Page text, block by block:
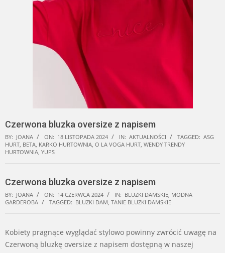
Czerwona bluzka oversize z napisem
BY: JOANA ON: 18 LISTOPADA 2024 IN: AKTUALNOŚCI TAGGED: ASG
HURT BETA KARKO HURTOWNIA O LA VOGA HURT WENDY TRENDY
HURTOWNIA YUPS
Czerwona bluzka oversize z napisem
BY: JOANA ON: 14 CZERWCA 2024 IN: BLUZKI DAMSKIE MODNA
GARDEROBA
TAGGED: BLUZKI DAM TANIE BLUZKI DAMSKIE
Kobiety pragnące wyglądać stylowo powinny zwrócić uwagę na
Czerwoną bluzkę oversize z napisem dostępną w naszej